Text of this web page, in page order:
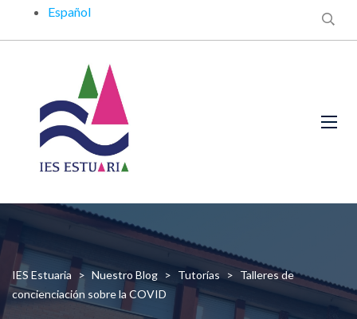
Español
IES Estuaria > Nuestro Blog > Tutorías > Talleres de
concienciación sobre la COVID